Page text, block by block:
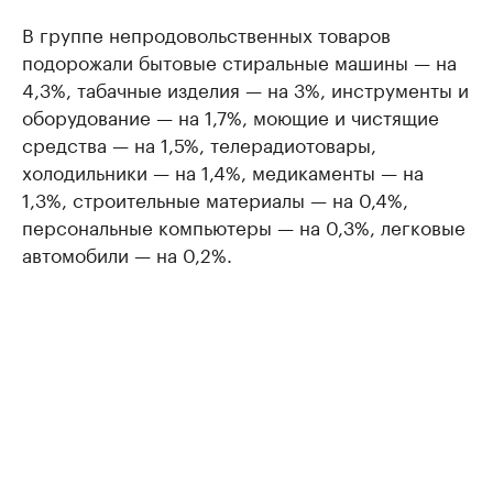
В группе непродовольственных товаров
подорожали бытовые стиральные машины — на
4,3%, табачные изделия — на 3%, инструменты и
оборудование — на 1,7%, моющие и чистящие
средства — на 1,5%, телерадиотовары,
холодильники — на 1,4%, медикаменты — на
1,3%, строительные материалы — на 0,4%,
персональные компьютеры — на 0,3%, легковые
автомобили — на 0,2%.